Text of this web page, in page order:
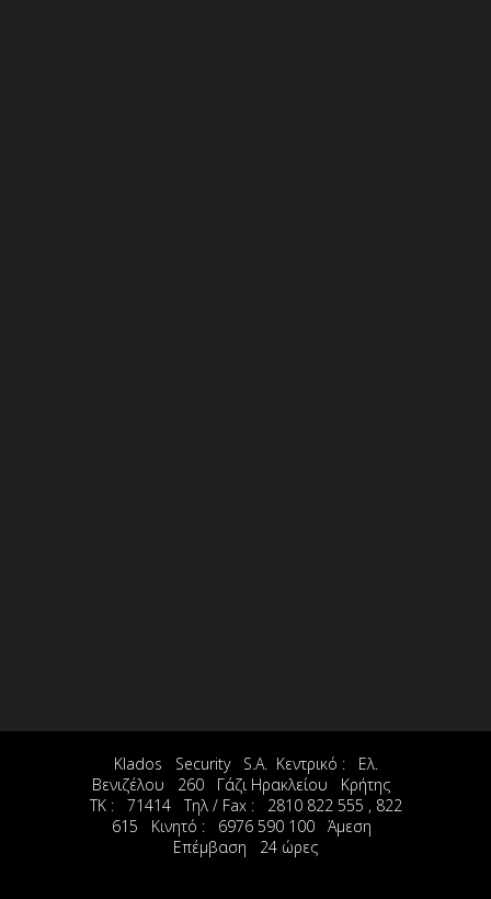
Klados Security S.A. Κεντρικό : Ελ.
Βενιζέλου 260 Γάζι Ηρακλείου Κρήτης
ΤΚ : 71414 Τηλ / Fax : 2810 822 555 , 822
615 Κινητό : 6976 590 100 Άμεση
Επέμβαση 24 ώρες